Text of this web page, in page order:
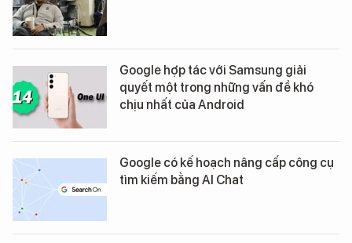
Google hợp tác với Samsung giải
quyết một trong những vấn đề khó
chịu nhất của Android
Google có kế hoạch nâng cấp công cụ
tìm kiếm bằng AI Chat